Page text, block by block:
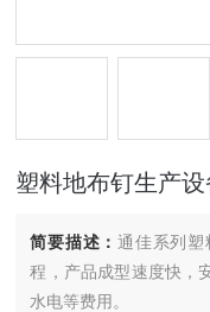
塑料地布钉生产设
简要描述：通佳系列塑
程，产品成型速度快，
水电等费用。